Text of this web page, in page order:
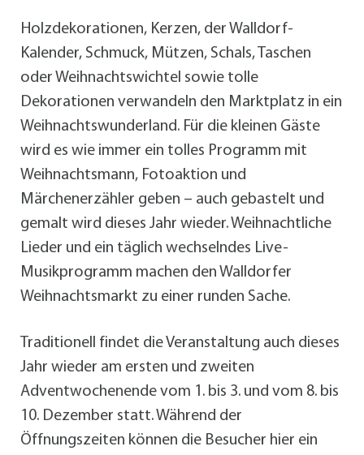
Holzdekorationen, Kerzen, der Walldorf-
Kalender, Schmuck, Mützen, Schals, Taschen
oder Weihnachtswichtel sowie tolle
Dekorationen verwandeln den Marktplatz in ein
Weihnachtswunderland. Für die kleinen Gäste
wird es wie immer ein tolles Programm mit
Weihnachtsmann, Fotoaktion und
Märchenerzähler geben – auch gebastelt und
gemalt wird dieses Jahr wieder. Weihnachtliche
Lieder und ein täglich wechselndes Live-
Musikprogramm machen den Walldorfer
Weihnachtsmarkt zu einer runden Sache.
Traditionell findet die Veranstaltung auch dieses
Jahr wieder am ersten und zweiten
Adventwochenende vom 1. bis 3. und vom 8. bis
10. Dezember statt. Während der
Öffnungszeiten können die Besucher hier ein